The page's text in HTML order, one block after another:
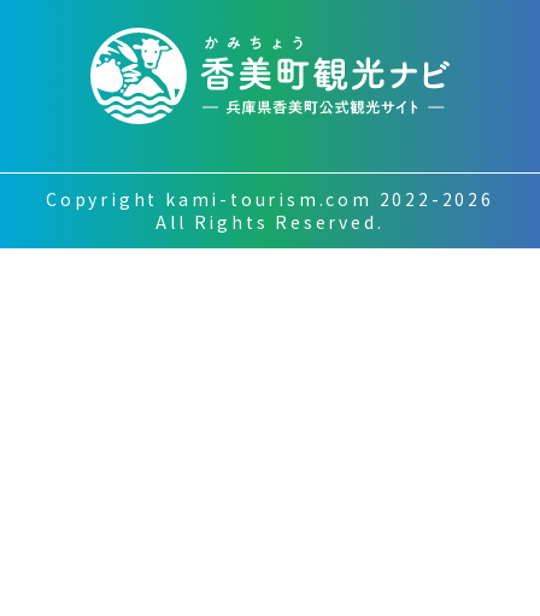
Copyright kami-tourism.com 2022-2026
All Rights Reserved.